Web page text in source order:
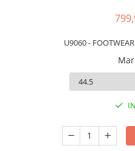
U9060 -